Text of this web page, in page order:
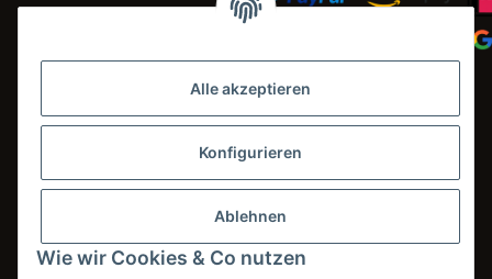
Alle akzeptieren
Konfigurieren
Ablehnen
Wie wir Cookies & Co nutzen
Datenschutz